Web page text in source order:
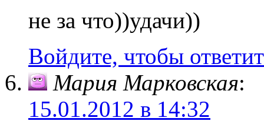
не за что))удачи))
Войдите, чтобы
Мария Марковская:
15.01.2012 в 14:32